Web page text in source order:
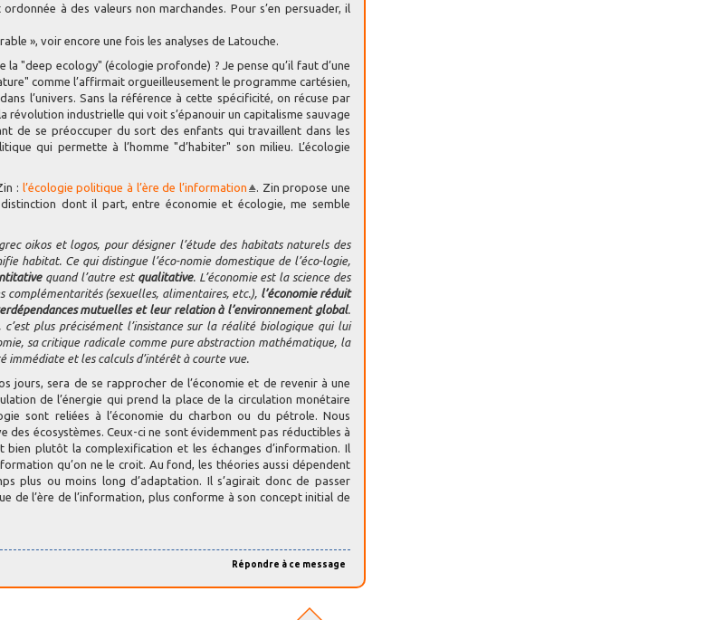
à des valeurs non marchandes. Pour s’en persuader, il
», voir encore une fois les analyses de Latouche.
"deep ecology" (écologie profonde) ? Je pense qu’il faut d’une
comme l’affirmait orgueilleusement le programme cartésien,
l’univers. Sans la référence à cette spécificité, on récuse par
révolution industrielle qui voit s’épanouir un capitalisme sauvage
de se préoccuper du sort des enfants qui travaillent dans les
qui permette à l’homme "d’habiter" son milieu. L’écologie
: l’écologie politique à l’ère de l’information
. Zin propose une
dont il part, entre économie et écologie, me semble
oikos et logos, pour désigner l’étude des habitats naturels des
habitat. Ce qui distingue l’éco-nomie domestique de l’éco-logie,
quand l’autre est qualitative. L’économie est la science des
complémentarités (sexuelles, alimentaires, etc.), l’économie réduit
mutuelles et leur relation à l’environnement global.
plus précisément l’insistance sur la réalité biologique qui lui
sa critique radicale comme pure abstraction mathématique, la
immédiate et les calculs d’intérêt à courte vue.
jours, sera de se rapprocher de l’économie et de revenir à une
de l’énergie qui prend la place de la circulation monétaire
sont reliées à l’économie du charbon ou du pétrole. Nous
des écosystèmes. Ceux-ci ne sont évidemment pas réductibles à
bien plutôt la complexification et les échanges d’information. Il
qu’on ne le croit. Au fond, les théories aussi dépendent
plus ou moins long d’adaptation. Il s’agirait donc de passer
de l’ère de l’information, plus conforme à son concept initial de
Répondre à ce message